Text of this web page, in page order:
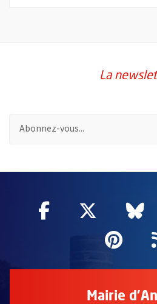
La
Facebook
, Ouvre une
Twitter
, ,
,
Mairie